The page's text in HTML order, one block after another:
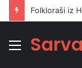
Izbornik